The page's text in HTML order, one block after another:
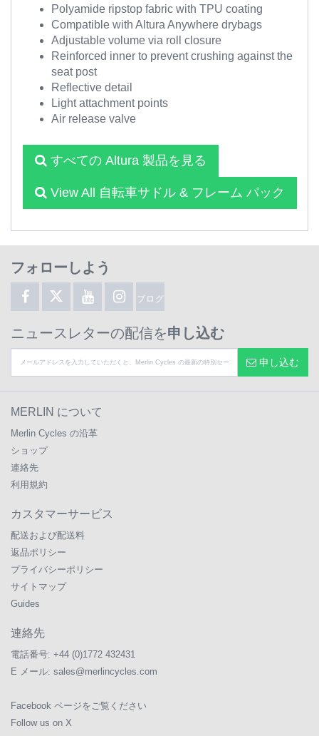
Polyamide ripstop fabric with TPU coating
Compatible with Altura Anywhere drybags
Adjustable volume via roll closure
Reinforced inner to prevent crushing against the
seat post
Reflective detail
Light attachment points
Air release valve
すべての Altura 製品を見る
View All 自転車サドル & フレーム パック
フォローしよう
ブログ
ニュースレターの配信を申し込む
申し込む
MERLIN について
Merlin Cycles の沿革
ショップ
連絡先
利用規約
カスタマーサービス
配送および配送料
返品ポリシー
プライバシーポリシー
サイトマップ
Guides
連絡先
電話番号: +44 (0)1772 432431
E メール: sales@merlincycles.com
Facebook ページをご覧ください
Follow us on X